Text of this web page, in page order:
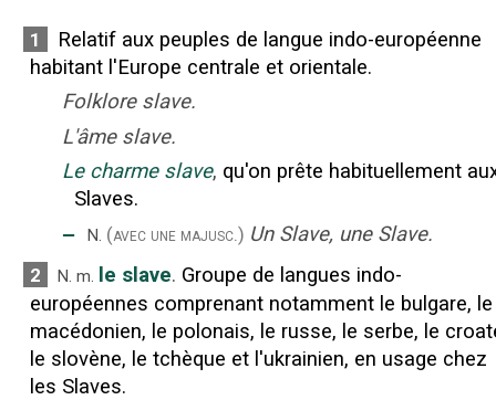
1
Relatif aux peuples de langue indo-européenne
habitant l'Europe centrale et orientale.
Folklore slave.
L'âme slave.
Le charme slave, qu'on prête habituellement
Slaves.
‒ N. (avec une majusc.) Un Slave, une Slave.
2 N. m. le slave. Groupe de langues indo-
européennes comprenant notamment le bulgare, le
macédonien, le polonais, le russe, le serbe, le
le slovène, le tchèque et l'ukrainien, en usage chez
les Slaves.